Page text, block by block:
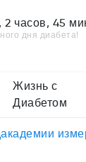
2 часов, 45
дня диабета!
Жизнь с
Диабетом